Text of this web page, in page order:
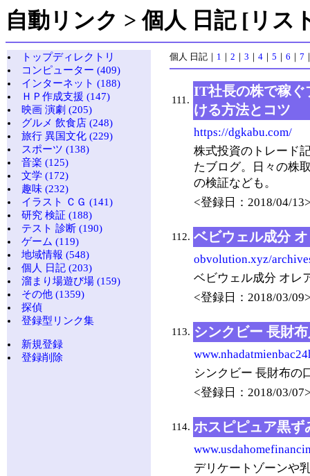
自動リンク > 個人 日記 [リス
トップディレクトリ
コンピューター (409)
インターネット (188)
ＨＰ作成支援 (147)
映画 演劇 (205)
グルメ 飲食店 (248)
旅行 異国文化 (229)
スポーツ (138)
音楽 (125)
文学 (172)
趣味 (232)
イラスト ＣＧ (141)
研究 検証 (188)
テスト 診断 (190)
ゲーム (119)
地域情報 (548)
個人 日記 (203)
溜まり場遊び場 (159)
その他 (1359)
探偵
登録型リンク集
新規登録
登録削除
個人 日記 ｜ 1 ｜ 2 ｜ 3 ｜ 4 ｜ 5 ｜ 6 ｜ 7
111.
IT社長の株で稼ぐ
ける方法とコツ
https://dgkabu.com/
株式投資のトレード
たブログ。日々の株
の検証なども。
<登録日：2018/04/
112. ベビウェル成分
obvolution.xyz/
ベビウェル成分 オレ
<登録日：2018/03/
113. シンクビー 長財
シンクビー 長財布の
<登録日：2018/03/
114. ホスピピュア黒ず
デリケートゾーンや